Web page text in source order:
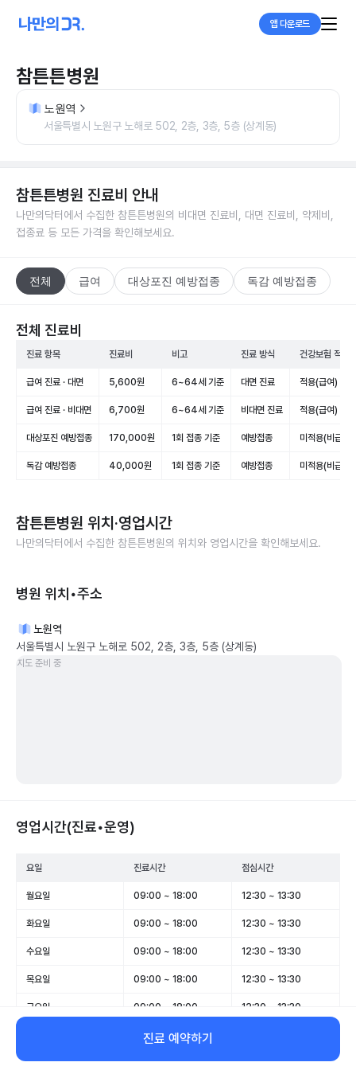
앱 다운로드
참튼튼병원
노원역
서울특별시 노원구 노해로 502, 2층, 3층, 5층 (상계동)
참튼튼병원 진료비 안내
나만의닥터에서 수집한 참튼튼병원의 비대면 진료비, 대면 진료비, 약제비,
접종료 등 모든 가격을 확인해보세요.
전체 급여 대상포진 예방접종 독감 예방접종
전체 진료비
진료 항목 진료비 비고 진료 방식 건강보험 적용
급여 진료 · 대면 5,600원 6~64세 기준 대면 진료 적용(급여)
급여 진료 · 비대면 6,700원 6~64세 기준 비대면 진료 적용(급여)
대상포진 예방접종 170,000원 1회 접종 기준 예방접종 미적용(비급여)
독감 예방접종 40,000원 1회 접종 기준 예방접종 미적용(비급여)
참튼튼병원 위치·영업시간
나만의닥터에서 수집한 참튼튼병원의 위치와 영업시간을 확인해보세요.
병원 위치•주소
노원역
서울특별시 노원구 노해로 502, 2층, 3층, 5층 (상계동)
지도 준비 중
영업시간(진료•운영)
요일 진료시간 점심시간
월요일 09:00 ~ 18:00 12:30 ~ 13:30
화요일 09:00 ~ 18:00 12:30 ~ 13:30
수요일 09:00 ~ 18:00 12:30 ~ 13:30
목요일 09:00 ~ 18:00 12:30 ~ 13:30
금요일 09:00 ~ 18:00 12:30 ~ 13:30
09:00 ~ 13:00
일요일 휴무 -
진료 예약하기